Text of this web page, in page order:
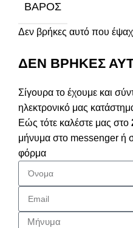
ΒΆΡΟΣ
Δεν βρήκες αυτό που
ΔΕΝ ΒΡΗΚΕΣ
Σίγουρα το έχουμε και
ηλεκτρονικό μας
Εώς τότε καλέστε μας στο
μήνυμα στο messenger ή
φόρμα